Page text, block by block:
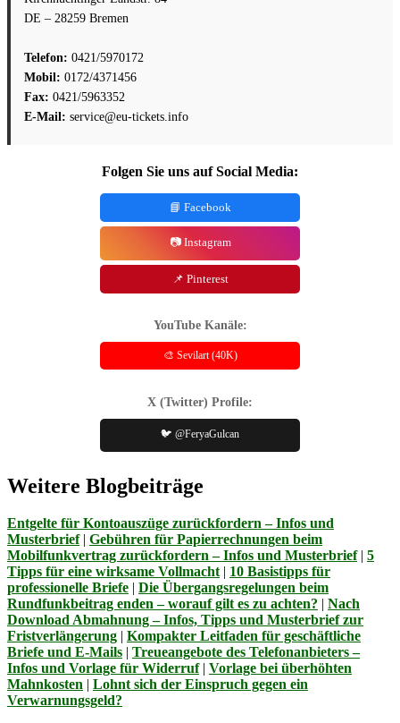
DE – 28259 Bremen
Telefon: 0421/5970172
Mobil: 0172/4371456
Fax: 0421/5963352
E-Mail: service@eu-tickets.info
Folgen Sie uns auf Social Media:
📘 Facebook
📷 Instagram
📌 Pinterest
YouTube Kanäle:
🎨 Sevilart (40K)
X (Twitter) Profile:
🐦 @FeryaGulcan
Weitere Blogbeiträge
Entgelte für Kontoauszüge zurückfordern – Infos und
Musterbrief| Gebühren für Papierrechnungen beim
Mobilfunkvertrag zurückfordern – Infos und Musterbrief| 5
Tipps für eine wirksame Vollmacht| 10 Basistipps für
professionelle Briefe | Die Übergangsregelungen beim
Rundfunkbeitrag enden – worauf gilt es zu achten? | Nach
Download Abmahnung – Infos, Tipps und Musterbrief zur
Fristverlängerung | Kompakter Leitfaden für geschäftliche
Briefe und E-Mails | Treueangebote des Telefonanbieters –
Infos und Vorlage für Widerruf| Vorlage bei überhöhten
Mahnkosten | Lohnt sich der Einspruch gegen ein
Verwarnungsgeld?